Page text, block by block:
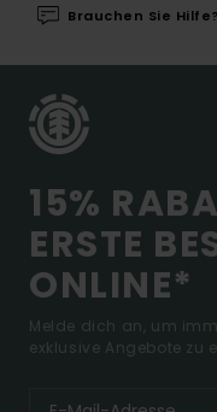
Brauchen Sie Hilfe?
15%
ERSTE
ONLINE*
Melde dich an, um
exklusive Angebote zu